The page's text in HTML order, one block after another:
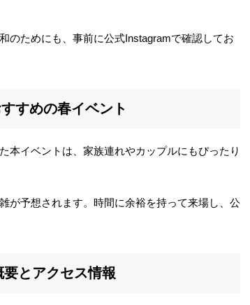
のためにも、事前に公式Instagramで確認してお
すめの春イベント
本イベントは、家族連れやカップルにもぴったり
が予想されます。時間に余裕を持って来場し、公
とアクセス情報